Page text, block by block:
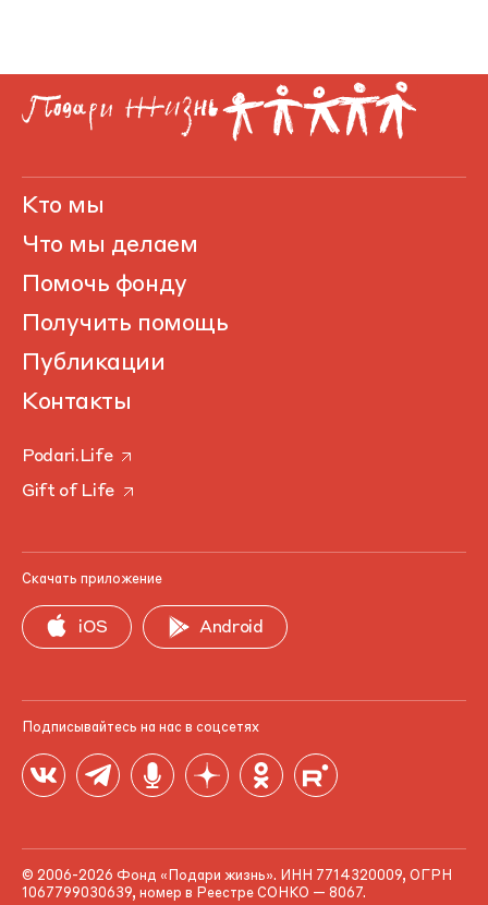
Кто мы
Что мы делаем
Помочь фонду
Получить помощь
Публикации
Контакты
Podari.Life
Gift of Life
Скачать приложение
iOS Android
Подписывайтесь на нас в соцсетях
© 2006-2026 Фонд «Подари жизнь». ИНН 7714320009, ОГРН
1067799030639, номер в Реестре СОНКО — 8067.